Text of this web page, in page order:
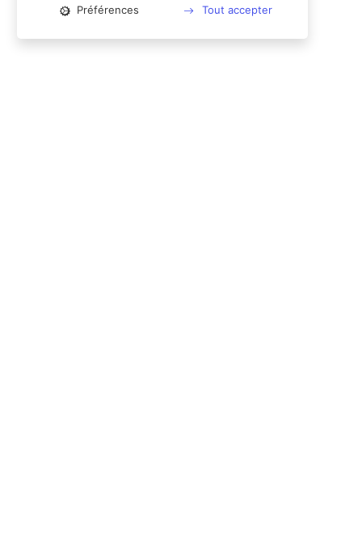
Préférences Tout accepter